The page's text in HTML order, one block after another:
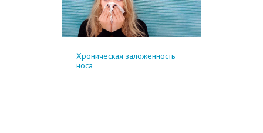
Хроническая заложенность
носа